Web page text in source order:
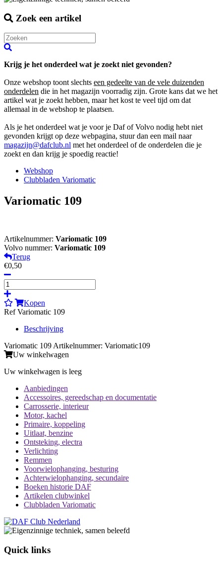
Zoek een artikel
Krijg je het onderdeel wat je zoekt niet gevonden?
Onze webshop toont slechts een gedeelte van de vele duizenden
onderdelen die in het magazijn voorradig zijn. Grote kans dat we het
artikel wat je zoekt hebben, maar het kost te veel tijd om dat
allemaal in de webshop te plaatsen.
Als je het onderdeel wat je voor je Daf of Volvo nodig hebt niet
gevonden krijgt op deze webpagina, stuur dan een mail naar
magazijn@dafclub.nl met het onderdeel of de onderdelen die je
zoekt en dan krijg je spoedig reactie!
Webshop
Clubbladen Variomatic
Variomatic 109
Artikelnummer: Variomatic 109
Volvo nummer: Variomatic 109
Terug
€0,50
Kopen
Ref Variomatic 109
Beschrijving
Variomatic 109 Artikelnummer: Variomatic109
Uw winkelwagen
Uw winkelwagen is leeg
Aanbiedingen
Accessoires, gereedschap en documentatie
Carrosserie, interieur
Motor, kachel
Primaire, koppeling
Uitlaat, benzine
Ontsteking, electra
Verlichting
Remmen
Voorwielophanging, besturing
Achterwielophanging, secundaire
Boeken historie DAF
Artikelen clubwinkel
Clubbladen Variomatic
Quick links